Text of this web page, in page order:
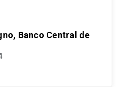
Banco Central de